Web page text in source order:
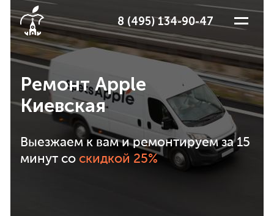
8 (495) 134-90-47
Ремонт Apple
Киевская
Выезжаем к вам и ремонтируем за 15
минут со скидкой 25%